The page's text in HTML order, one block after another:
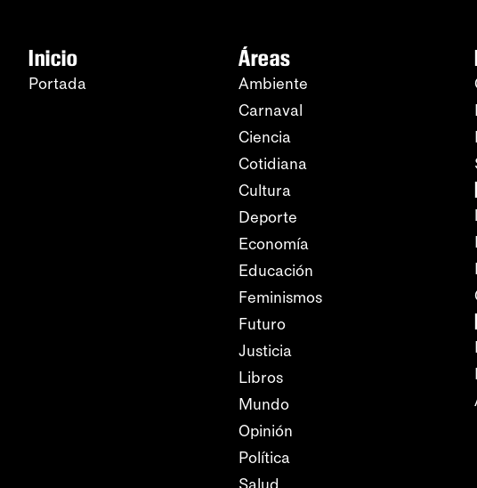
Inicio
Portada
Áreas
Ambiente
Carnaval
Ciencia
Cotidiana
Cultura
Deporte
Economía
Educación
Feminismos
Futuro
Justicia
Libros
Mundo
Opinión
Política